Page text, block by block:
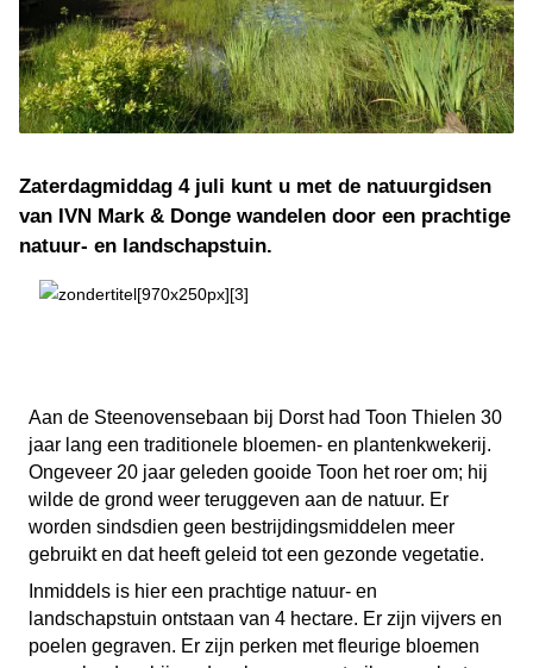
Zaterdagmiddag 4 juli kunt u met de natuurgidsen
van IVN Mark & Donge wandelen door een prachtige
natuur- en landschapstuin.
Aan de Steenovensebaan bij Dorst had Toon Thielen 30
jaar lang een traditionele bloemen- en plantenkwekerij.
Ongeveer 20 jaar geleden gooide Toon het roer om; hij
wilde de grond weer teruggeven aan de natuur. Er
worden sindsdien geen bestrijdingsmiddelen meer
gebruikt en dat heeft geleid tot een gezonde vegetatie.
Inmiddels is hier een prachtige natuur- en
landschapstuin ontstaan van 4 hectare. Er zijn vijvers en
poelen gegraven. Er zijn perken met fleurige bloemen